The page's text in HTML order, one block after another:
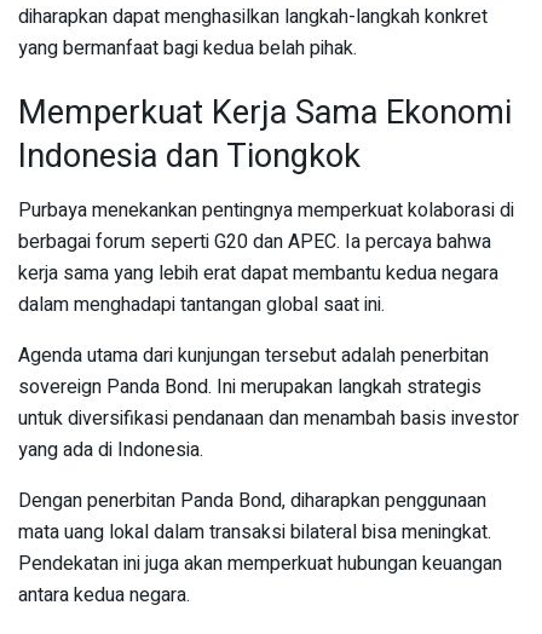
diharapkan dapat menghasilkan langkah-langkah konkret
yang bermanfaat bagi kedua belah pihak.
Memperkuat Kerja Sama Ekonomi
Indonesia dan Tiongkok
Purbaya menekankan pentingnya memperkuat kolaborasi di
berbagai forum seperti G20 dan APEC. Ia percaya bahwa
kerja sama yang lebih erat dapat membantu kedua negara
dalam menghadapi tantangan global saat ini.
Agenda utama dari kunjungan tersebut adalah penerbitan
sovereign Panda Bond. Ini merupakan langkah strategis
untuk diversifikasi pendanaan dan menambah basis investor
yang ada di Indonesia.
Dengan penerbitan Panda Bond, diharapkan penggunaan
mata uang lokal dalam transaksi bilateral bisa meningkat.
Pendekatan ini juga akan memperkuat hubungan keuangan
antara kedua negara.